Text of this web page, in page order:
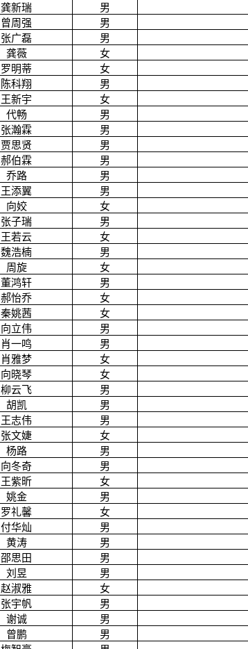
龚新瑞 男
曾周强 男
张广磊 男
龚薇 女
罗明蒂 女
陈科翔 男
王新宇 女
代畅 男
张瀚霖 男
贾思贤 男
郝伯霖 男
乔路 男
王添翼 男
向姣 女
张子瑞 男
王若云 女
魏浩楠 男
周旋 女
董鸿轩 男
郝怡乔 女
秦姚茜 女
向立伟 男
肖一鸣 男
肖雅梦 女
向晓琴 女
柳云飞 男
胡凯 男
王志伟 男
张文婕 女
杨路 男
向冬奇 男
王紫昕 女
姚金 男
罗礼馨 女
付华灿 男
黄涛 男
邵思田 男
刘昱 男
赵淑雅 女
张宇帆 男
谢诚 男
曾鹏 男